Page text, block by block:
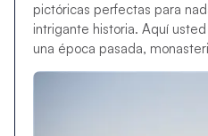
pictóricas perfectas para
intrigante historia. Aquí
una época pasada,